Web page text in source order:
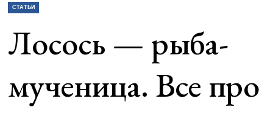
СТАТЬИ
Лосось — рыба-
мученица. Все про